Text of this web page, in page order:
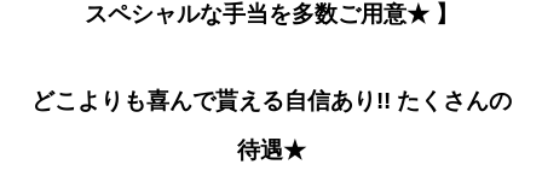
スペシャルな手当を多数ご用意★ 】
どこよりも喜んで貰える自信あり!! たくさんの
待遇★